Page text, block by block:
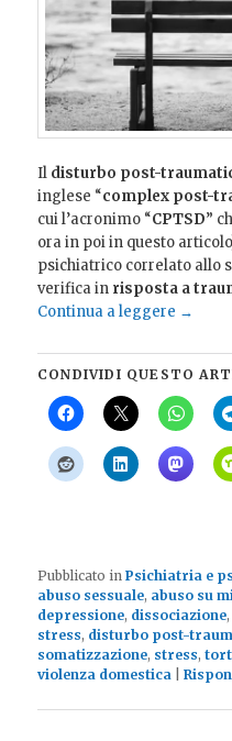
Il disturbo post-
inglese “complex post-
cui l’acronimo “CPTSD”
ora in poi in questo
psichiatrico correlato allo
verifica in risposta a
Continua a leggere →
CONDIVIDI QUESTO
Pubblicato in Psichiatria e
abuso sessuale, abuso su
depressione, dissociazione,
stress, disturbo post-
somatizzazione, stress,
violenza domestica
|